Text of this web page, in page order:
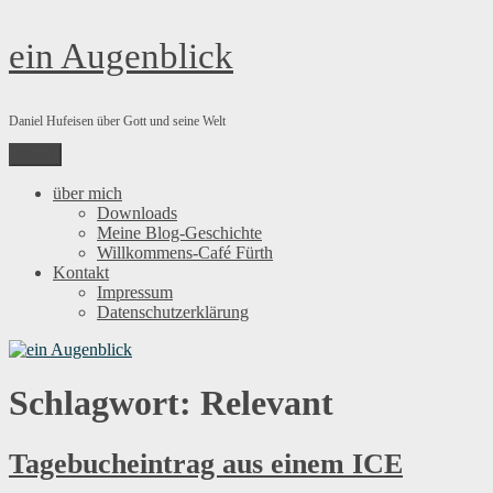
Zum
Inhalt
ein Augenblick
Daniel Hufeisen über Gott und seine Welt
über mich
Downloads
Meine Blog-Geschichte
Willkommens-Café Fürth
Kontakt
Impressum
Datenschutzerklärung
Schlagwort: Relevant
Tagebucheintrag aus einem ICE